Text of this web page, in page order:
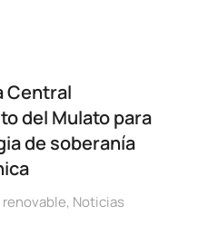
Central
del Mulato para
de soberanía
renovable, Noticias